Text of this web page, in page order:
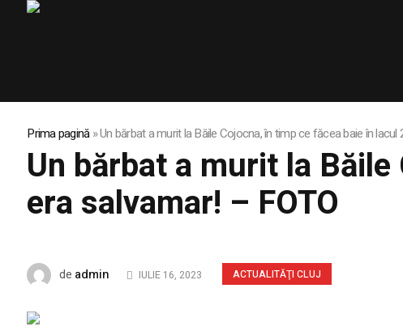
Prima pagină»Un bărbat a murit la Băile Cojocna, în timp ce făcea baie în lacul
Un bărbat a murit la
era salvamar! – FOTO
ACTUALITĂŢI CLUJ
de admin IULIE 16, 2023